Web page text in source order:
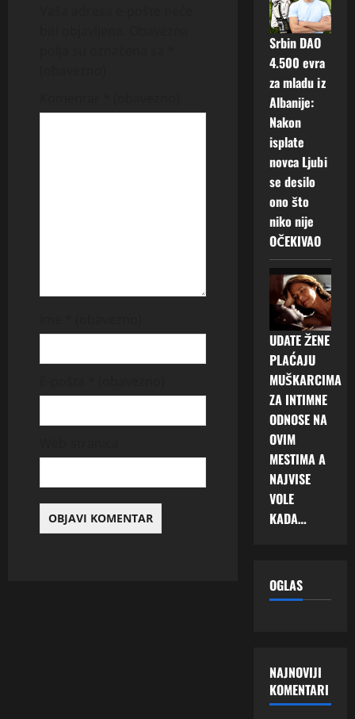
Srbin DAO
4.500 evra
za mladu iz
Albanije:
Nakon
isplate
novca Ljubi
se desilo
ono što
niko nije
OČEKIVAO
UDATE ŽENE
PLAĆAJU
MUŠKARCIMA
ZA INTIMNE
ODNOSE NA
OVIM
MESTIMA A
NAJVISE
VOLE
KADA…
OGLAS
NAJNOVIJI
KOMENTARI